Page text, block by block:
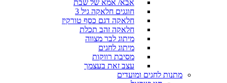
אבא/ אמא של שבת
חוגגים חלאקה גיל 3
חלאקה דגם כסף טורקיז
חלאקה זהב תכלת
מיתוג לבר מצווה
מיתוג לחגים
מסיבת רווקות
עצב זאת בעצמך
מתנות לחגים ומועדים